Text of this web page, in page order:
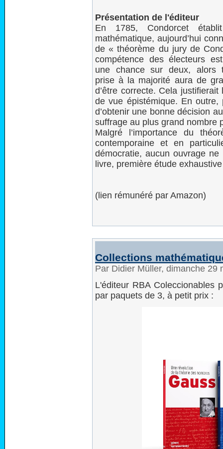
Présentation de l'éditeur
En 1785, Condorcet
mathématique, aujourd’hui
de « théorème du jury de
compétence des électeurs
une chance sur deux, alors
prise à la majorité aura de
d’être correcte. Cela
de vue épistémique. En
d’obtenir une bonne décision
suffrage au plus grand nombre
Malgré l’importance du
contemporaine et en
démocratie, aucun ouvrage
livre, première étude
(lien rémunéré par Amazon)
Collections
Par Didier Müller, dimanche 29
L'éditeur RBA Coleccionables
par paquets de 3, à petit prix :